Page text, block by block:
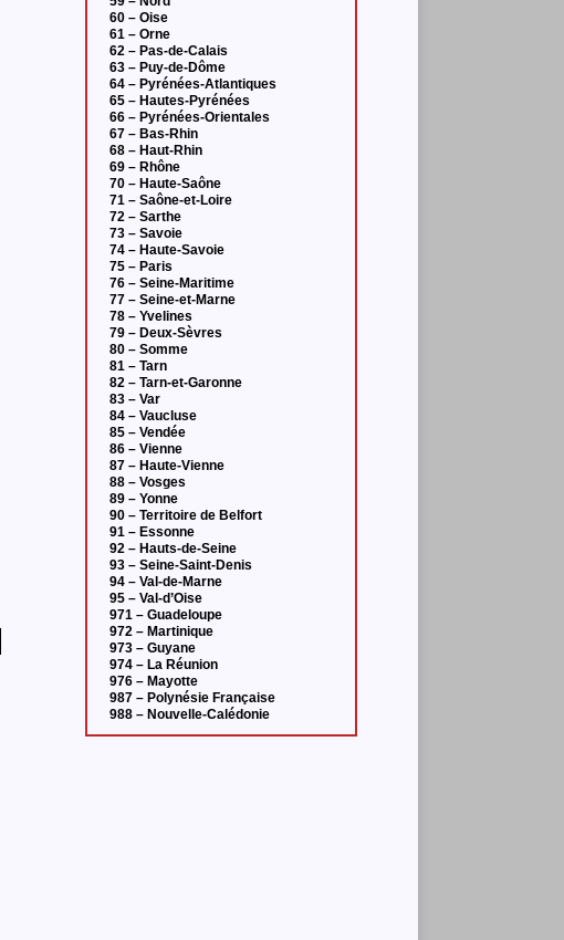
60 – Oise
61 – Orne
62 – Pas-de-Calais
63 – Puy-de-Dôme
64 – Pyrénées-Atlantiques
65 – Hautes-Pyrénées
66 – Pyrénées-Orientales
67 – Bas-Rhin
68 – Haut-Rhin
69 – Rhône
70 – Haute-Saône
71 – Saône-et-Loire
72 – Sarthe
73 – Savoie
74 – Haute-Savoie
75 – Paris
76 – Seine-Maritime
77 – Seine-et-Marne
78 – Yvelines
79 – Deux-Sèvres
80 – Somme
81 – Tarn
82 – Tarn-et-Garonne
83 – Var
84 – Vaucluse
85 – Vendée
86 – Vienne
87 – Haute-Vienne
88 – Vosges
89 – Yonne
90 – Territoire de Belfort
91 – Essonne
92 – Hauts-de-Seine
93 – Seine-Saint-Denis
94 – Val-de-Marne
95 – Val-d’Oise
971 – Guadeloupe
972 – Martinique
973 – Guyane
974 – La Réunion
976 – Mayotte
987 – Polynésie Française
988 – Nouvelle-Calédonie